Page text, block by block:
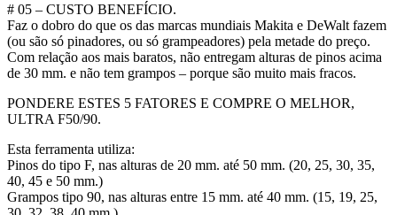
# 05 – CUSTO BENEFÍCIO.
Faz o dobro do que os das marcas mundiais Makita e DeWalt fazem
(ou são só pinadores, ou só grampeadores) pela metade do preço.
Com relação aos mais baratos, não entregam alturas de pinos acima
de 30 mm. e não tem grampos – porque são muito mais fracos.
PONDERE ESTES 5 FATORES E COMPRE O MELHOR,
ULTRA F50/90.
Esta ferramenta utiliza:
Pinos do tipo F, nas alturas de 20 mm. até 50 mm. (20, 25, 30, 35,
40, 45 e 50 mm.)
Grampos tipo 90, nas alturas entre 15 mm. até 40 mm. (15, 19, 25,